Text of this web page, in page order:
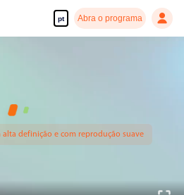
pt Abra o programa